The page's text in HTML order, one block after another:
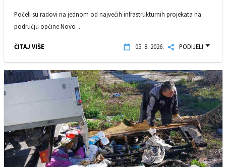
Počeli su radovi na jednom od najvećih infrastrukturnih projekata na
području općine Novo ...
ČITAJ VIŠE 05. 8. 2026. PODIJELI